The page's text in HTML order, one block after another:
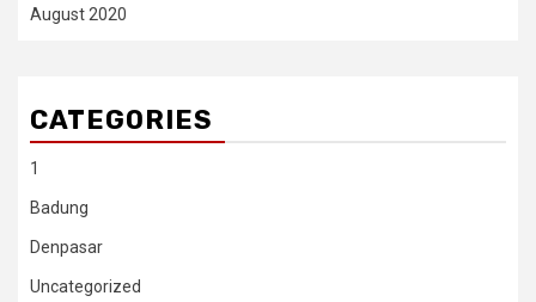
August 2020
CATEGORIES
1
Badung
Denpasar
Uncategorized